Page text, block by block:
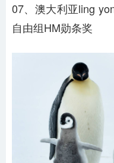
07、澳大利亚ling
自由组HM勋条奖